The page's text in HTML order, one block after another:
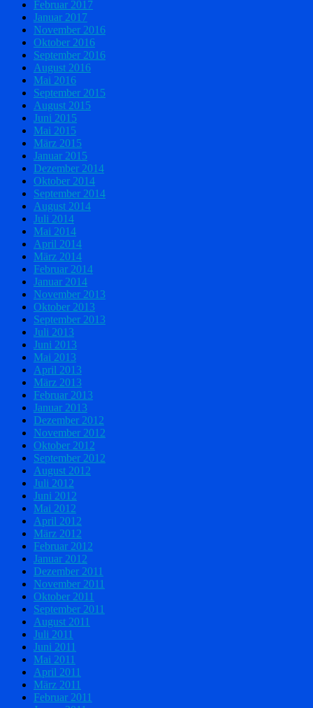
Februar 2017
Januar 2017
November 2016
Oktober 2016
September 2016
August 2016
Mai 2016
September 2015
August 2015
Juni 2015
Mai 2015
März 2015
Januar 2015
Dezember 2014
Oktober 2014
September 2014
August 2014
Juli 2014
Mai 2014
April 2014
März 2014
Februar 2014
Januar 2014
November 2013
Oktober 2013
September 2013
Juli 2013
Juni 2013
Mai 2013
April 2013
März 2013
Februar 2013
Januar 2013
Dezember 2012
November 2012
Oktober 2012
September 2012
August 2012
Juli 2012
Juni 2012
Mai 2012
April 2012
März 2012
Februar 2012
Januar 2012
Dezember 2011
November 2011
Oktober 2011
September 2011
August 2011
Juli 2011
Juni 2011
Mai 2011
April 2011
März 2011
Februar 2011